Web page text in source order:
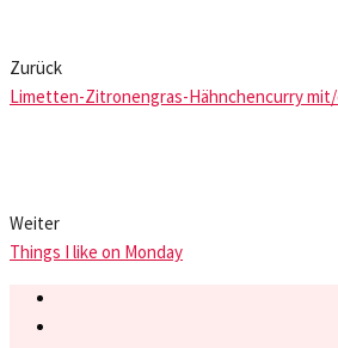
Zurück
Limetten-Zitronengras-Hähnchencurry
Weiter
Things I like on Monday